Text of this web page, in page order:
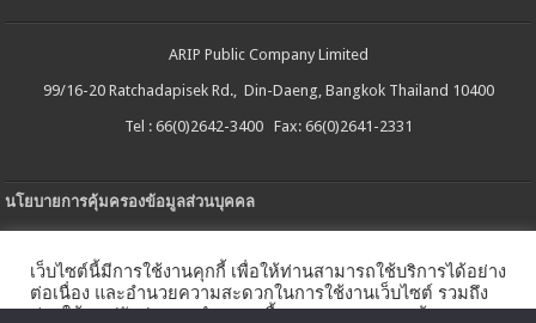
ARIP Public Company Limited
99/16-20 Ratchadapisek Rd., Din-Daeng, Bangkok Thailand 10400
Tel : 66(0)2642-3400 Fax: 66(0)2641-2331
นโยบายการคุ้มครองข้อมูลส่วนบุคคล
นโยบายการใช้คกกี้
เว็บไซต์นี้มีการใช้งานคุกกี้ เพื่อให้ท่านสามารถใช้บริการได้อย่าง
ต่อเนื่อง และอำนวยความสะดวกในการใช้งานเว็บไซต์ รวมถึง
ช่วยให้เราปรับปรุงการนำเสนอเนื้อหาตรงตามความต้องการ